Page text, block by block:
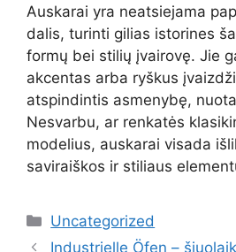
Auskarai yra neatsiejama
dalis, turinti gilias istorines
formų bei stilių įvairovę. Jie
akcentas arba ryškus
atspindintis asmenybę,
Nesvarbu, ar renkatės
modelius, auskarai visada
saviraiškos ir stiliaus
Kategorijos
Uncategorized
Industrielle Öfen –